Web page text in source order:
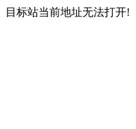
目标站当前地址无法打开!